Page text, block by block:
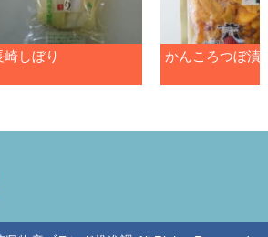
崎しぼり かんころつぼ漬